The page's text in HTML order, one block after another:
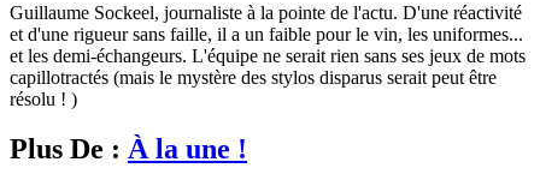
Guillaume Sockeel, journaliste à la pointe de l'actu. D'une réactivité
et d'une rigueur sans faille, il a un faible pour le vin, les uniformes...
et les demi-échangeurs. L'équipe ne serait rien sans ses jeux de mots
capillotractés (mais le mystère des stylos disparus serait peut être
résolu ! )
Plus De : À la une !